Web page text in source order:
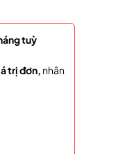
tuỳ
trị đơn, nhân